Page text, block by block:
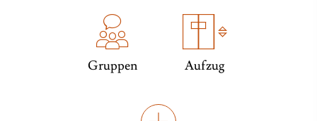
Gruppen Aufzug